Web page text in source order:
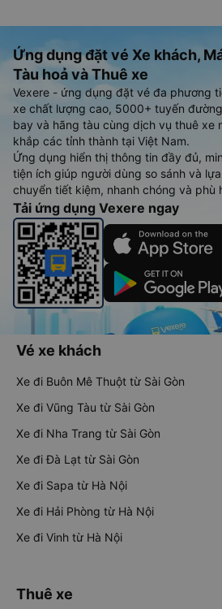
Ứng dụng đặt vé Xe khách,
Tàu hoả và Thuê xe
Vexere - ứng dụng đặt vé đa phương
xe chất lượng cao, 5000+ tuyến
bay và hãng tàu cùng dịch vụ thuê xe
khắp các tỉnh thành tại Việt Nam.
Ứng dụng hiển thị thông tin đầy đủ,
tiện ích giúp người dùng so sánh và
chuyển tiết kiệm, nhanh chóng và phù
Tải ứng dụng Vexere ngay
Vé xe khách
Xe đi Buôn Mê Thuột từ Sài Gòn
Xe đi Vũng Tàu từ Sài Gòn
Xe đi Nha Trang từ Sài Gòn
Xe đi Đà Lạt từ Sài Gòn
Xe đi Sapa từ Hà Nội
Xe đi Hải Phòng từ Hà Nội
Xe đi Vinh từ Hà Nội
Thuê xe